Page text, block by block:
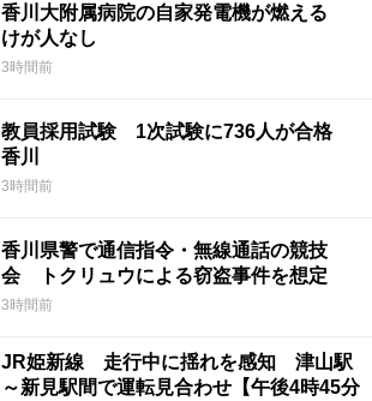
香川大附属病院の自家発電機が燃える
けが人なし
3時間前
教員採用試験 1次試験に736人が合格
香川
3時間前
香川県警で通信指令・無線通話の競技
会 トクリュウによる窃盗事件を想定
3時間前
JR姫新線 走行中に揺れを感知 津山駅
～新見駅間で運転見合わせ【午後4時45分